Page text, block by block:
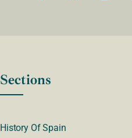
Sections
History Of Spain